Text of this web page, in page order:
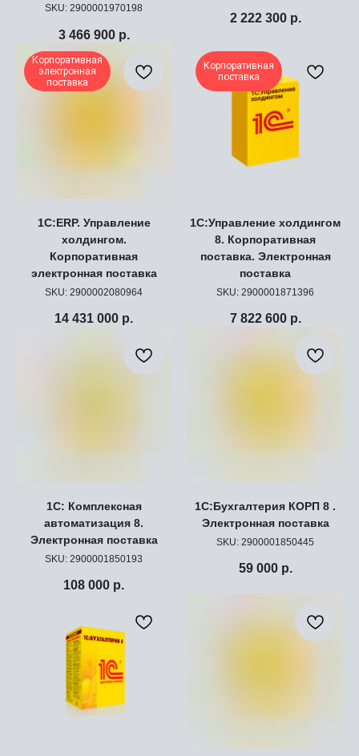
SKU: 2900001970198
3 466 900 р.
2 222 300 р.
Корпоративная
электронная
поставка
1С:ERP. Управление
холдингом.
Корпоративная
электронная поставка
SKU: 2900002080964
14 431 000 р.
Корпоративная
поставка
1С:Управление холдингом
8. Корпоративная
поставка. Электронная
поставка
SKU: 2900001871396
7 822 600 р.
1С: Комплексная
автоматизация 8.
Электронная поставка
SKU: 2900001850193
108 000 р.
1С:Бухгалтерия КОРП 8 .
Электронная поставка
SKU: 2900001850445
59 000 р.